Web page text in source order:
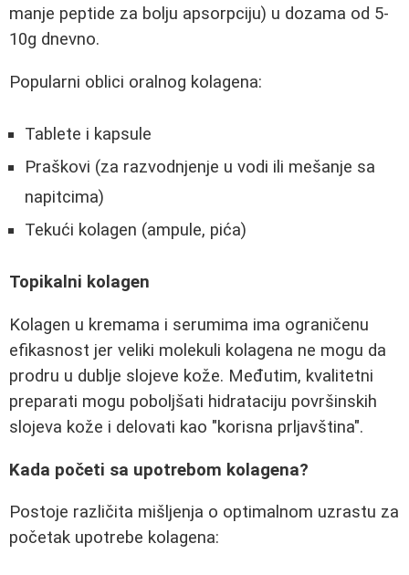
manje peptide za bolju apsorpciju) u dozama od 5-
10g dnevno.
Popularni oblici oralnog kolagena:
Tablete i kapsule
Praškovi (za razvodnjenje u vodi ili mešanje sa
napitcima)
Tekući kolagen (ampule, pića)
Topikalni kolagen
Kolagen u kremama i serumima ima ograničenu
efikasnost jer veliki molekuli kolagena ne mogu da
prodru u dublje slojeve kože. Međutim, kvalitetni
preparati mogu poboljšati hidrataciju površinskih
slojeva kože i delovati kao "korisna prljavština".
Kada početi sa upotrebom kolagena?
Postoje različita mišljenja o optimalnom uzrastu za
početak upotrebe kolagena: